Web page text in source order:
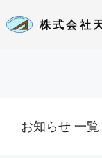
株式会社
お知らせ 一覧